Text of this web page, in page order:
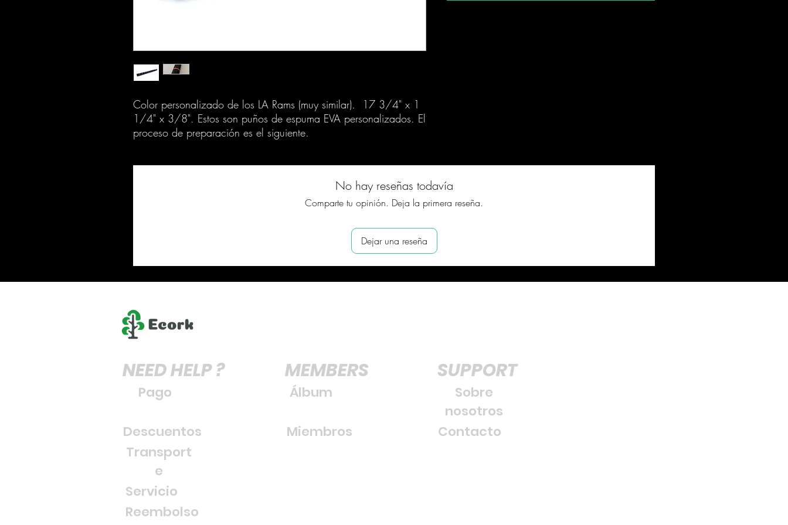
Color personalizado de los LA Rams (muy similar). 17 3/4" x 1
1/4" x 3/8". Estos son puños de espuma EVA personalizados. El
proceso de preparación es el siguiente.
No hay reseñas todavía
Comparte tu opinión. Deja la primera reseña.
Dejar una reseña
NEED HELP ?
Pago
Descuentos
MEMBERS
Álbum
Miembros
SUPPORT
Sobre
nosotros
Contacto
Transport
e
Servicio
Reembolso